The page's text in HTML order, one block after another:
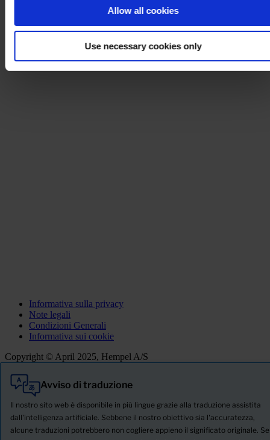
Allow all cookies
Use necessary cookies only
Informativa sulla privacy
Note legali
Condizioni Generali
Informativa sui cookie
Copyright © April 2025, Hempel A/S
Avviso di traduzione
Il nostro sito web è disponibile in più lingue grazie alla traduzione assistita
dall'intelligenza artificiale. Sebbene il nostro obiettivo sia l'accuratezza,
alcune traduzioni potrebbero non cogliere appieno il significato originale. Se
Tutti
Prodotti
SCHEDA TECNICA DI SICUREZZA